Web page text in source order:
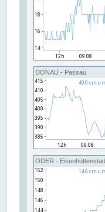
DONAU - Passau
ODER -